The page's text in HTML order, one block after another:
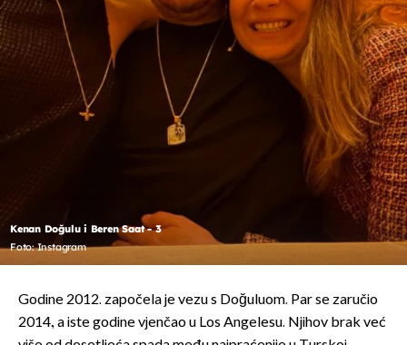
Kenan Doğulu i Beren Saat - 3
Foto: Instagram
Godine 2012. započela je vezu s Doğuluom. Par se zaručio
2014., a iste godine vjenčao u Los Angelesu. Njihov brak već